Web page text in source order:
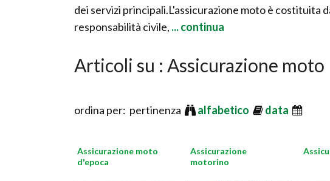
dei servizi principali.L'assicurazione moto è costituita
responsabilità civile, ... continua
Articoli su : Assicurazione moto
ordina per: pertinenza alfabetico data
Assicurazione moto
d'epoca
Assicurazione
motorino